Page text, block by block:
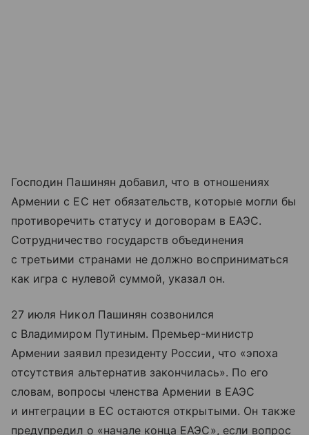
Господин Пашинян добавил, что в отношениях
Армении с ЕС нет обязательств, которые могли бы
противоречить статусу и договорам в ЕАЭС.
Сотрудничество государств объединения
с третьими странами не должно восприниматься
как игра с нулевой суммой, указал он.
27 июля Никол Пашинян созвонился
с Владимиром Путиным. Премьер-министр
Армении заявил президенту России, что «эпоха
отсутствия альтернатив закончилась». По его
словам, вопросы членства Армении в ЕАЭС
и интеграции в ЕС остаются открытыми. Он также
предупредил о «начале конца ЕАЭС», если вопрос